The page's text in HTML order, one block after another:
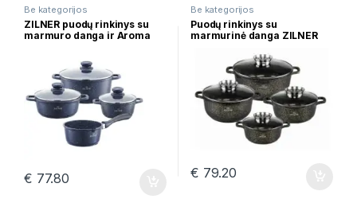
Be kategorijos
ZILNER puodų rinkinys su
marmuro danga ir Aroma
€ 77.80
Be kategorijos
Puodų rinkinys su
marmurinė danga ZILNER
€ 79.20